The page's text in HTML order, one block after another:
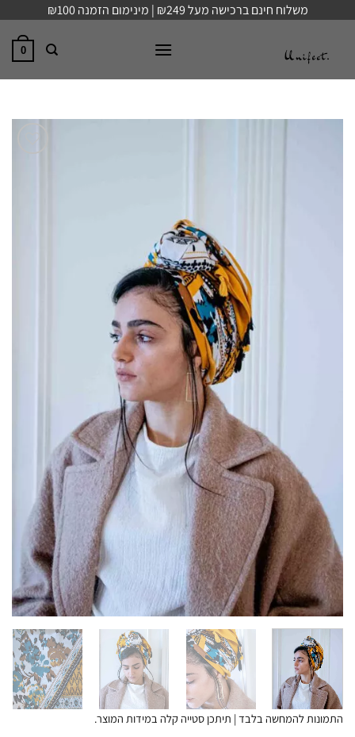
content
משלוח חינם ברכישה מעל ₪249 | מינימום הזמנה ₪100
0
התמונות להמחשה בלבד | תיתכן סטייה קלה במידות המוצר.